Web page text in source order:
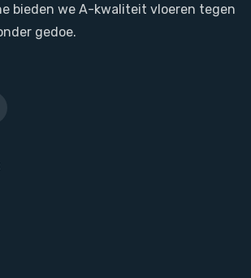
bieden we A-kwaliteit vloeren tegen
gedoe.